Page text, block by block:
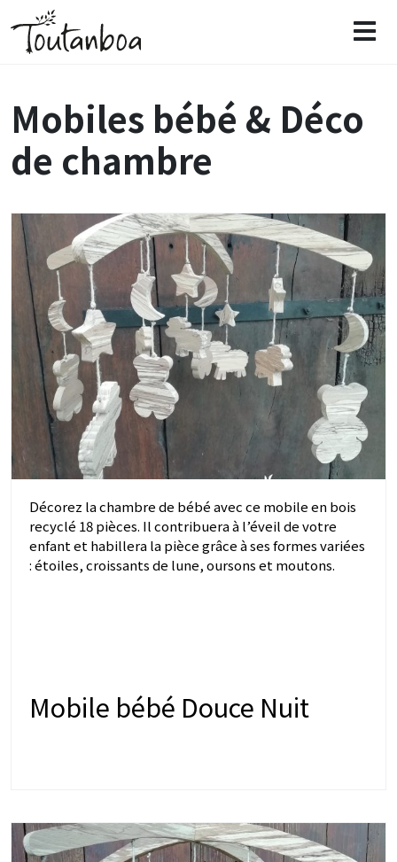
Mobiles bébé & Déco
de chambre
Décorez la chambre de bébé avec ce mobile en bois
recyclé 18 pièces. Il contribuera à l’éveil de votre
enfant et habillera la pièce grâce à ses formes variées
: étoiles, croissants de lune, oursons et moutons.
Mobile bébé Douce Nuit